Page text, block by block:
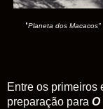
"Planeta dos
Entre os primeiros
preparação para O